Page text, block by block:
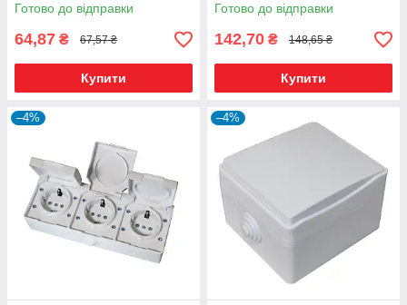
Готово до відправки
64,87 ₴ 67,57 ₴
Купити
Готово до відправки
142,70 ₴ 148,65 ₴
Купити
–4% –4%